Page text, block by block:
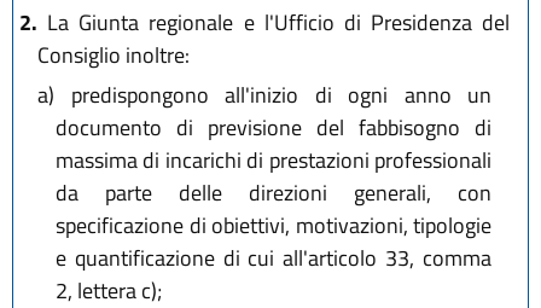
2. La Giunta regionale e l'Ufficio di Presidenza del
Consiglio inoltre:
a) predispongono all'inizio di ogni anno un
documento di previsione del fabbisogno di
massima di incarichi di prestazioni professionali
da parte delle direzioni generali, con
specificazione di obiettivi, motivazioni, tipologie
e quantificazione di cui all'articolo 33, comma
2, lettera c);